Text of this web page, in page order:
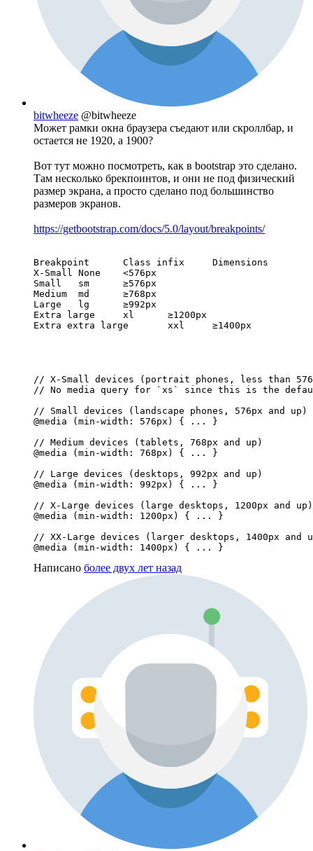
bitwheeze @bitwheeze
Может рамки окна браузера съедают или скроллбар, и
остается не 1920, а 1900?
Вот тут можно посмотреть, как в bootstrap это сделано.
Там несколько брекпоинтов, и они не под физический
размер экрана, а просто сделано под большинство
размеров экранов.
https://getbootstrap.com/docs/5.0/layout/breakpoints/
Breakpoint	Class infix	Dimensions
X-Small	None	<576px
Small	sm	≥576px
Medium	md	≥768px
Large	lg	≥992px
Extra large	xl	≥1200px
Extra extra large	xxl	≥1400px
// X-Small devices (portrait phones, less than
// No media query for `xs` since this is the
// Small devices (landscape phones, 576px and up)
@media (min-width: 576px) { ... }
// Medium devices (tablets, 768px and up)
@media (min-width: 768px) { ... }
// Large devices (desktops, 992px and up)
@media (min-width: 992px) { ... }
// X-Large devices (large desktops, 1200px and up)
@media (min-width: 1200px) { ... }
// XX-Large devices (larger desktops, 1400px and
@media (min-width: 1400px) { ... }
Написано более двух лет назад